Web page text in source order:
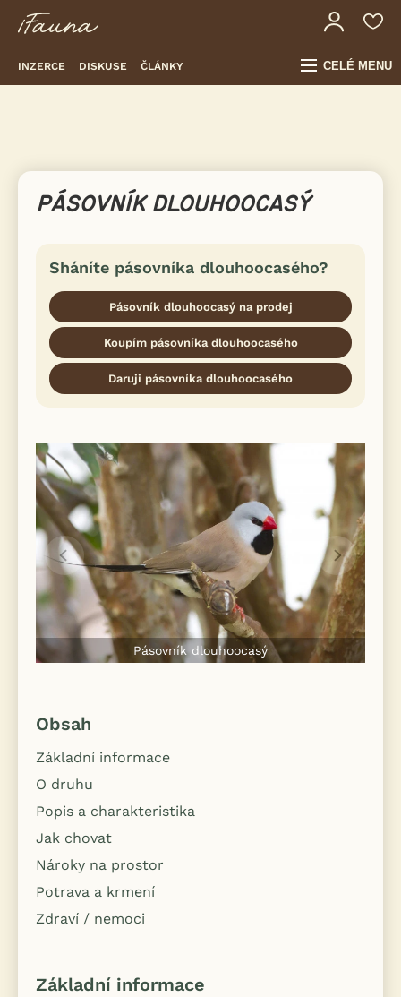
INZERCE DISKUSE ČLÁNKY CELÉ MENU
PÁSOVNÍK DLOUHOOCASÝ
Sháníte pásovníka dlouhoocasého?
Pásovník dlouhoocasý na prodej
Koupím pásovníka dlouhoocasého
Daruji pásovníka dlouhoocasého
Pásovník dlouhoocasý
Obsah
Základní informace
O druhu
Popis a charakteristika
Jak chovat
Nároky na prostor
Potrava a krmení
Zdraví / nemoci
Základní informace